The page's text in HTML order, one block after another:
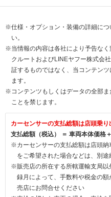
※仕様・オプション・装備の詳細に
い。
※当情報の内容は各社により予告な
クルートおよびLINEヤフー株式会
証するものではなく、当コンテン
ます。
※コンテンツもしくはデータの全部
ことを禁じます。
カーセンサーの支払総額は店頭乗り
支払総額（税込） ＝ 車両本体価格
※カーセンサーの支払総額は店頭
をご希望された場合などは、別
※販売店の所在する所轄運輸支局
録月によって、手数料や税金の
売店にお問合せください